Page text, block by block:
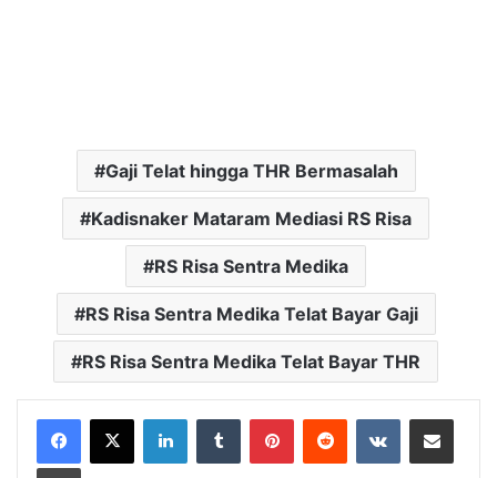
Gaji Telat hingga THR Bermasalah
Kadisnaker Mataram Mediasi RS Risa
RS Risa Sentra Medika
RS Risa Sentra Medika Telat Bayar Gaji
RS Risa Sentra Medika Telat Bayar THR
LinkedInTumblr PinterestReddit VKontakteBagikan Lewat Email
Cetak